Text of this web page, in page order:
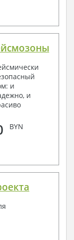
и
и
BYN